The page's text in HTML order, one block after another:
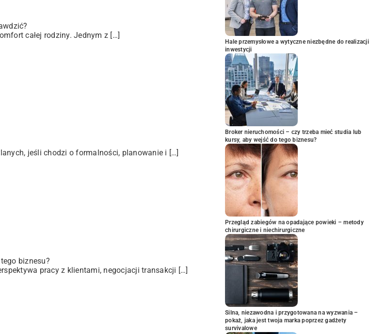
całej rodziny. Jednym z […]
jeśli chodzi o formalności, planowanie i […]
biznesu?
pracy z klientami, negocjacji transakcji […]
Hale przemysłowe a wytyczne niezbędne do realizacji
inwestycji
Broker nieruchomości – czy trzeba mieć studia lub
kursy, aby wejść do tego biznesu?
Przegląd zabiegów na opadające powieki – metody
chirurgiczne i niechirurgiczne
Silna, niezawodna i przygotowana na wyzwania –
pokaż, jaka jest twoja marka poprzez gadżety
survivalowe